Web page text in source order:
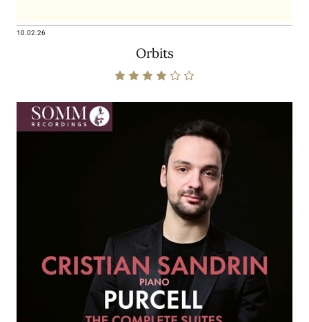
10.02.26
Orbits